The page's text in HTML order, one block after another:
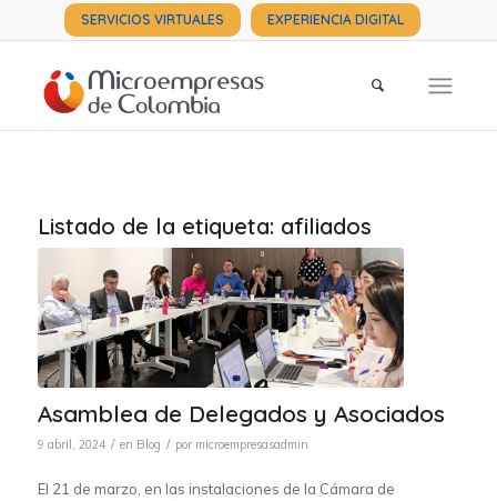
SERVICIOS VIRTUALES EXPERIENCIA DIGITAL
Listado de la etiqueta: afiliados
Asamblea de Delegados y Asociados
9 abril, 2024 / en Blog / por microempresasadmin
El 21 de marzo, en las instalaciones de la Cámara de